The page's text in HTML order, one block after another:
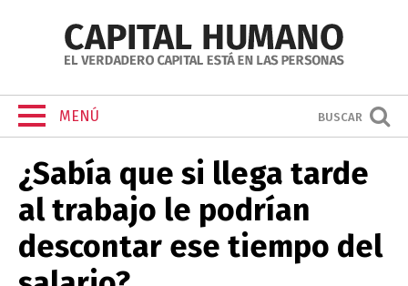
MENÚ BUSCAR
¿Sabía que si llega tarde
al trabajo le podrían
descontar ese tiempo del